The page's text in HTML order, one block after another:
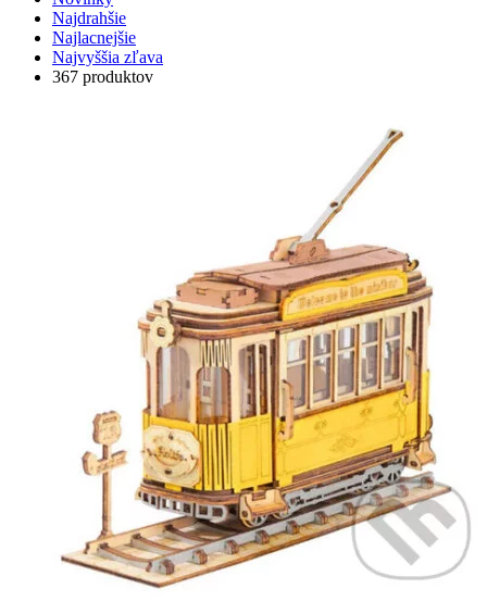
Najdrahšie
Najlacnejšie
Najvyššia zľava
367 produktov